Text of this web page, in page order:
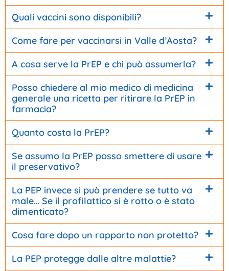
Quali vaccini sono disponibili?
Come fare per vaccinarsi in Valle d’Aosta?
A cosa serve la PrEP e chi può assumerla?
Posso chiedere al mio medico di medicina
generale una ricetta per ritirare la PrEP in
farmacia?
Quanto costa la PrEP?
Se assumo la PrEP posso smettere di usare
il preservativo?
La PEP invece si può prendere se tutto va
male… Se il profilattico si è rotto o è stato
dimenticato?
Cosa fare dopo un rapporto non protetto?
La PEP protegge dalle altre malattie?